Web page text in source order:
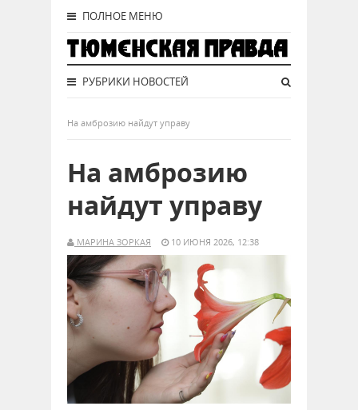
ПОЛНОЕ МЕНЮ
РУБРИКИ НОВОСТЕЙ
На амброзию найдут управу
На амброзию
найдут управу
МАРИНА ЗОРКАЯ 10 ИЮНЯ 2026, 12:38